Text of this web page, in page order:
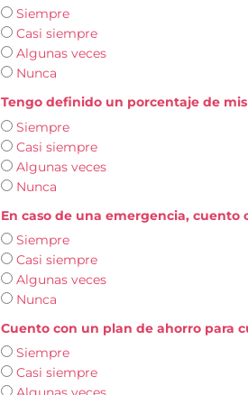
Siempre
Casi siempre
Algunas veces
Nunca
Tengo definido un porcentaje de
Siempre
Casi siempre
Algunas veces
Nunca
En caso de una emergencia,
Siempre
Casi siempre
Algunas veces
Nunca
Cuento con un plan de ahorro para
Siempre
Casi siempre